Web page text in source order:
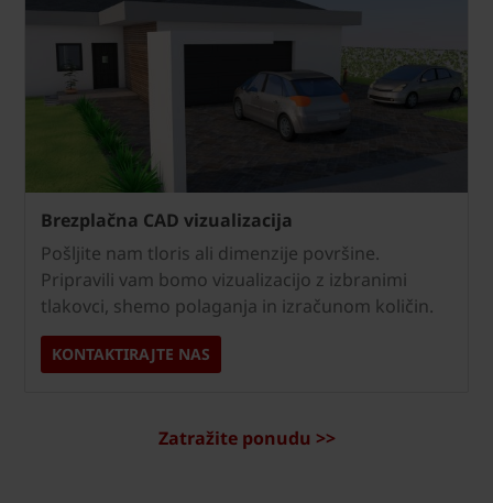
Brezplačna CAD vizualizacija
Pošljite nam tloris ali dimenzije površine.
Pripravili vam bomo vizualizacijo z izbranimi
tlakovci, shemo polaganja in izračunom količin.
KONTAKTIRAJTE NAS
Zatražite ponudu >>